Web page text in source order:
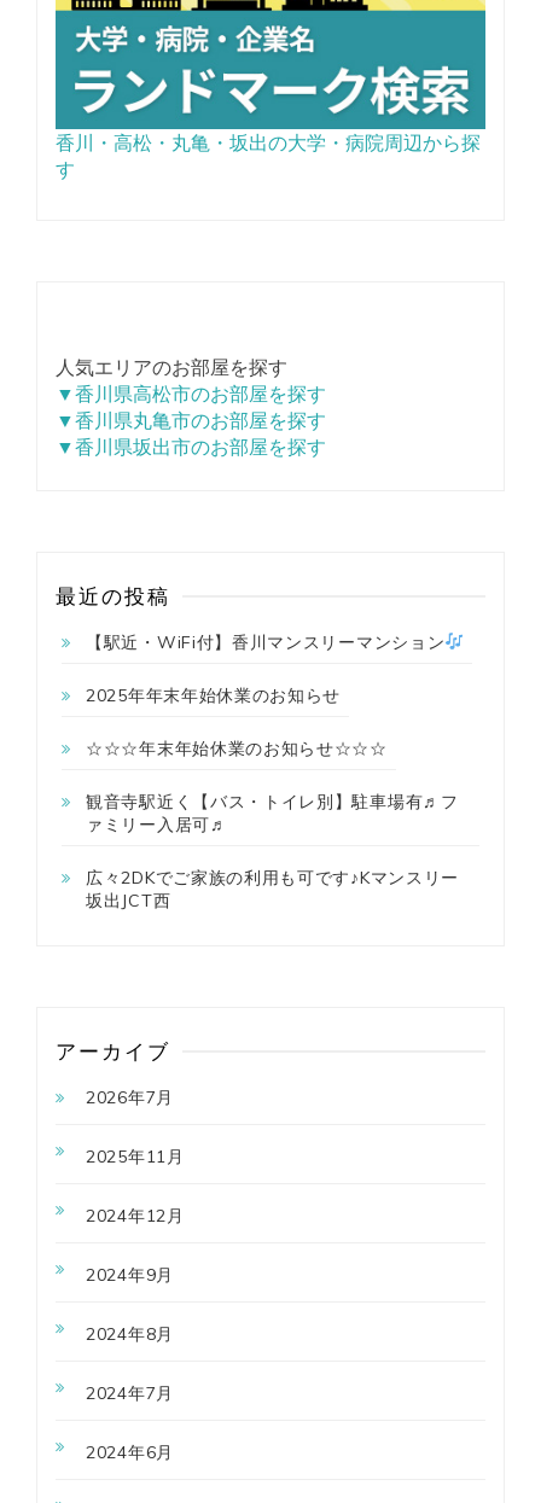
香川・高松・丸亀・坂出の大学・病院周辺から探
す
人気エリアのお部屋を探す
▼香川県高松市のお部屋を探す
▼香川県丸亀市のお部屋を探す
▼香川県坂出市のお部屋を探す
最近の投稿
【駅近・WiFi付】香川マンスリーマンション
2025年年末年始休業のお知らせ
☆☆☆年末年始休業のお知らせ☆☆☆
観音寺駅近く【バス・トイレ別】駐車場有♬フ
ァミリー入居可♬
広々2DKでご家族の利用も可です♪Kマンスリー
坂出JCT西
アーカイブ
2026年7月
2025年11月
2024年12月
2024年9月
2024年8月
2024年7月
2024年6月